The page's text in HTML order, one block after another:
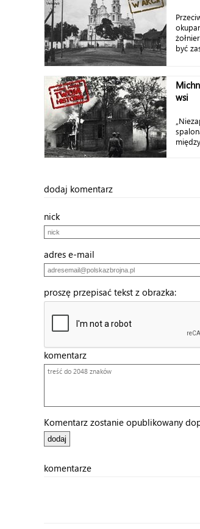
być
wsi
dodaj komentarz
nick
adres e-mail
proszę przepisać tekst z obrazka:
komentarz
Komentarz zostanie opublikowany
komentarze